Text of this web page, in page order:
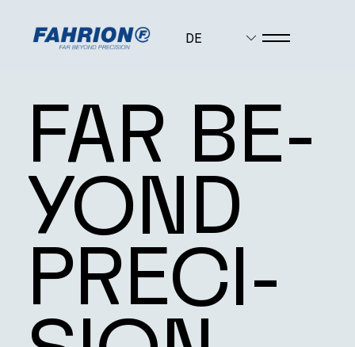
DE
SPANNSYSTEME
SERVICE
UNTERNEHMEN
KARRIERE
FAR BE­
YOND
PRE­CI­